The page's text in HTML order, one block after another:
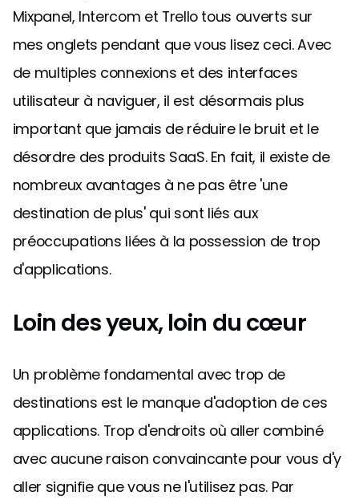
Mixpanel, Intercom et Trello tous ouverts sur
mes onglets pendant que vous lisez ceci. Avec
de multiples connexions et des interfaces
utilisateur à naviguer, il est désormais plus
important que jamais de réduire le bruit et le
désordre des produits SaaS. En fait, il existe de
nombreux avantages à ne pas être 'une
destination de plus' qui sont liés aux
préoccupations liées à la possession de trop
d'applications.
Loin des yeux, loin du cœur
Un problème fondamental avec trop de
destinations est le manque d'adoption de ces
applications. Trop d'endroits où aller combiné
avec aucune raison convaincante pour vous d'y
aller signifie que vous ne l'utilisez pas. Par